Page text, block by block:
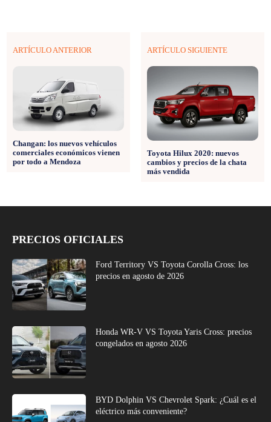
ARTÍCULO ANTERIOR
Changan: los nuevos vehículos
comerciales económicos vienen
por todo a Mendoza
ARTÍCULO SIGUIENTE
Toyota Hilux 2020: nuevos
cambios y precios de la chata
más vendida
PRECIOS OFICIALES
Ford Territory VS Toyota Corolla Cross: los
precios en agosto de 2026
Honda WR-V VS Toyota Yaris Cross: precios
congelados en agosto 2026
BYD Dolphin VS Chevrolet Spark: ¿Cuál es el
eléctrico más conveniente?